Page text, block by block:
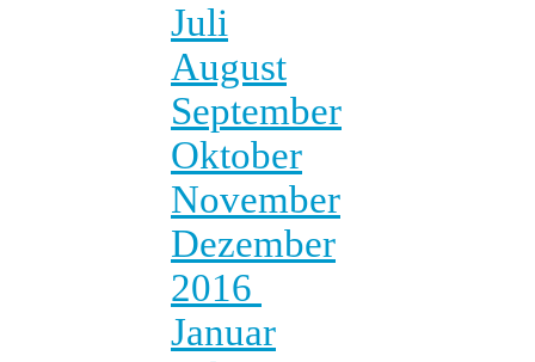
Juli
August
September
Oktober
November
Dezember
2016
Januar